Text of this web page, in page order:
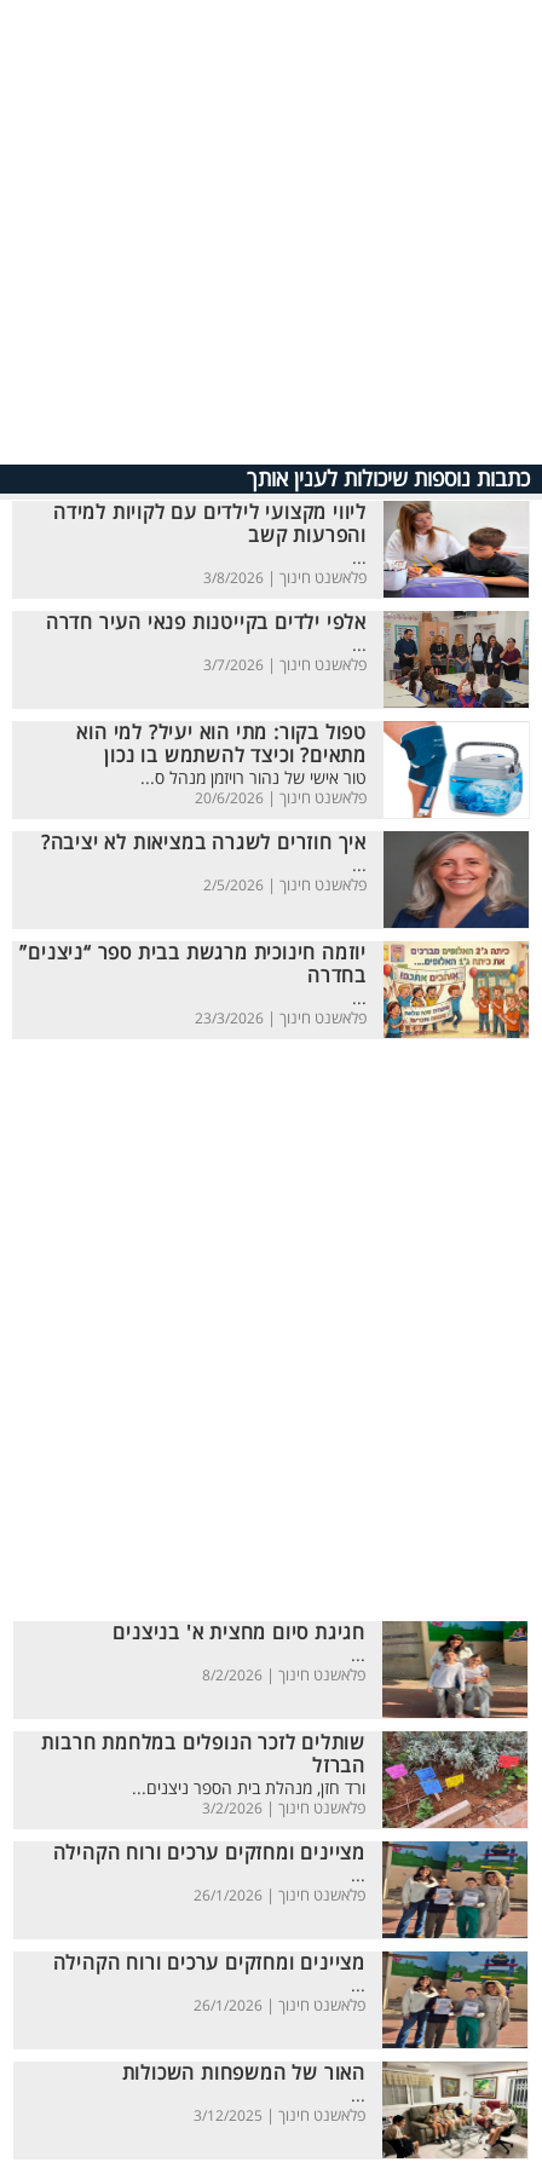
כתבות נוספות שיכולות לענין אותך
ליווי מקצועי לילדים עם לקויות למידה
והפרעות קשב
...
פלאשנט חינוך | 3/8/2026
אלפי ילדים בקייטנות פנאי העיר חדרה
...
פלאשנט חינוך | 3/7/2026
טפול בקור: מתי הוא יעיל? למי הוא
מתאים? וכיצד להשתמש בו נכון
טור אישי של נהור רויזמן מנהל ס...
פלאשנט חינוך | 20/6/2026
איך חוזרים לשגרה במציאות לא יציבה?
...
פלאשנט חינוך | 2/5/2026
יוזמה חינוכית מרגשת בבית ספר “ניצנים”
בחדרה
...
פלאשנט חינוך | 23/3/2026
חגיגת סיום מחצית א' בניצנים
...
פלאשנט חינוך | 8/2/2026
שותלים לזכר הנופלים במלחמת חרבות
הברזל
ורד חזן, מנהלת בית הספר ניצנים...
פלאשנט חינוך | 3/2/2026
מציינים ומחזקים ערכים ורוח הקהילה
...
פלאשנט חינוך | 26/1/2026
מציינים ומחזקים ערכים ורוח הקהילה
...
פלאשנט חינוך | 26/1/2026
האור של המשפחות השכולות
...
פלאשנט חינוך | 3/12/2025